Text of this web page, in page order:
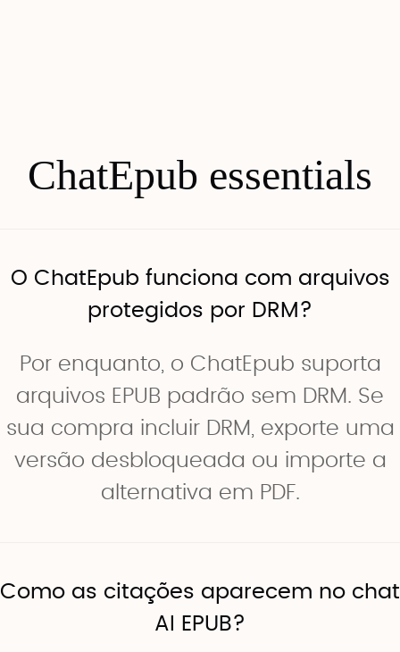
ChatEpub essentials
O ChatEpub funciona com arquivos
protegidos por DRM?
Por enquanto, o ChatEpub suporta
arquivos EPUB padrão sem DRM. Se
sua compra incluir DRM, exporte uma
versão desbloqueada ou importe a
alternativa em PDF.
Como as citações aparecem no chat
AI EPUB?